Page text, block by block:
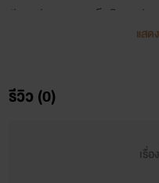
สีขาวขุ่นกระจายเต็มโพร
"ถ้ารันไม่ตอบ พี่จะทำต่อ
แสด
รีวิว (0)
เรื่